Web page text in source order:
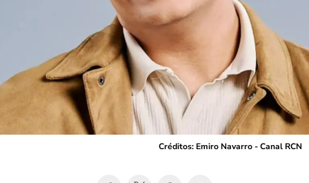
Créditos: Emiro Navarro - Canal RCN